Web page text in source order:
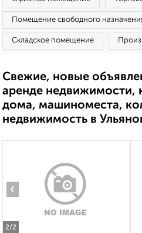
Помещение свободного
Складское помещение
Свежие, новые
аренде недвижимости,
дома, машиноместа,
недвижимость в
2/2
‹